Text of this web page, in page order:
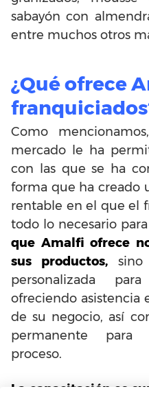
sabayón con
entre muchos otros
¿Qué ofrece
Como
mercado le ha
con las que se ha
forma que ha creado
rentable en el que el
todo lo necesario
que Amalfi ofrece
sus productos,sino
personalizada
ofreciendo asistencia
de su negocio, así
permanente para
proceso.
La capacitación es